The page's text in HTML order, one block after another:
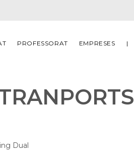
PROFESSORAT EMPRESES |
Dual